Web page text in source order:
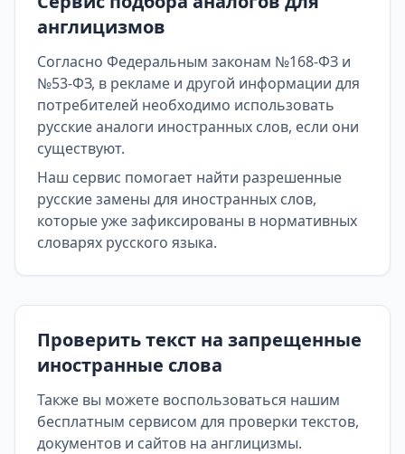
англицизмов
Согласно Федеральным законам №168-ФЗ и
№53-ФЗ, в рекламе и другой информации для
потребителей необходимо использовать
русские аналоги иностранных слов, если они
существуют.
Наш сервис помогает найти разрешенные
русские замены для иностранных слов,
которые уже зафиксированы в нормативных
словарях русского языка.
Проверить текст на запрещенные
иностранные слова
Также вы можете воспользоваться нашим
бесплатным сервисом для проверки текстов,
документов и сайтов на англицизмы.